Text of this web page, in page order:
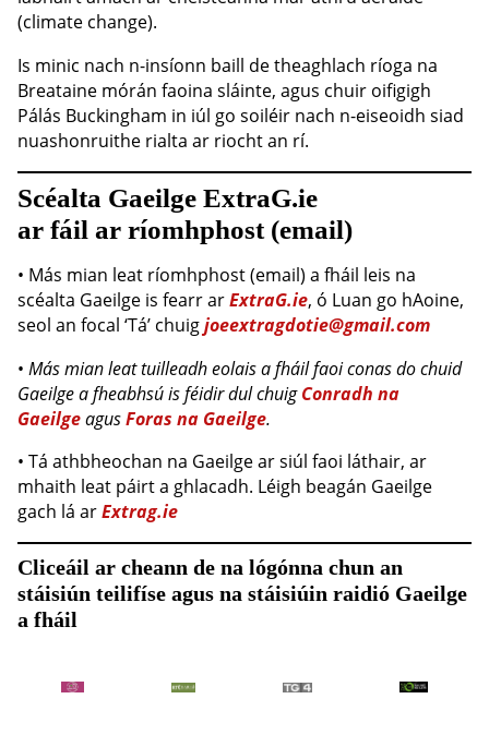
(climate change).
Is minic nach n-insíonn baill de theaghlach ríoga na
Breataine mórán faoina sláinte, agus chuir oifigigh
Pálás Buckingham in iúl go soiléir nach n-eiseoidh siad
nuashonruithe rialta ar riocht an rí.
Scéalta Gaeilge ExtraG.ie
ar fáil ar ríomhphost (email)
• Más mian leat ríomhphost (email) a fháil leis na
scéalta Gaeilge is fearr arExtraG.ie, ó Luan go hAoine,
seol an focal ‘Tá’ chuigjoeextragdotie@gmail.com
• Más mian leat tuilleadh eolais a fháil faoi conas do chuid
Gaeilge a fheabhsú is féidir dul chuigConradh na
GaeilgeagusForas na Gaeilge.
• Tá athbheochan na Gaeilge ar siúl faoi láthair, ar
mhaith leat páirt a ghlacadh. Léigh beagán Gaeilge
gach lá arExtrag.ie
Cliceáil ar cheann de na lógónna chun an
stáisiún teilifíse agus na stáisiúin raidió Gaeilge
a fháil